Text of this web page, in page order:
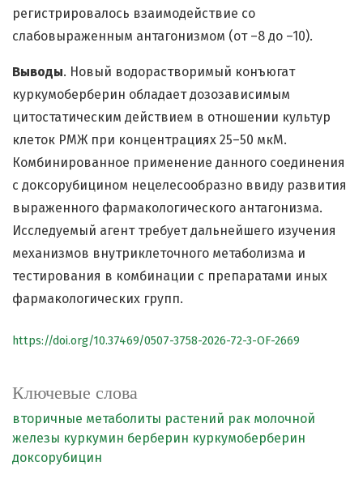
Ключевые слова
вторичные метаболиты растений рак молочной
железы куркумин берберин куркумоберберин
доксорубицин
регистрировалось взаимодействие со
слабовыраженным антагонизмом (от –8 до –10).
Выводы. Новый водорастворимый конъюгат
куркумоберберин обладает дозозависимым
цитостатическим действием в отношении культур
клеток РМЖ при концентрациях 25–50 мкМ.
Комбинированное применение данного соединения
с доксорубицином нецелесообразно ввиду развития
выраженного фармакологического антагонизма.
Исследуемый агент требует дальнейшего изучения
механизмов внутриклеточного метаболизма и
тестирования в комбинации с препаратами иных
фармакологических групп.
https://doi.org/10.37469/0507-3758-2026-72-3-OF-2669